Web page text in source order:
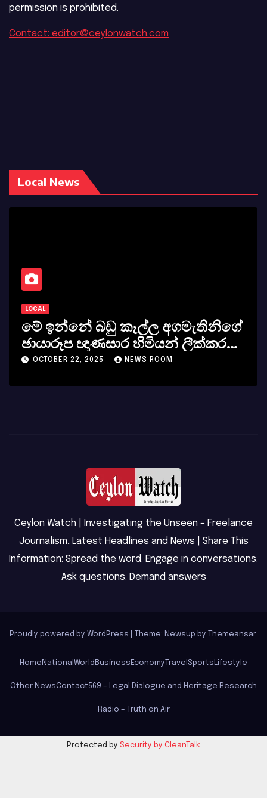
permission is prohibited.
Contact: editor@ceylonwatch.com
Local News
LOCAL
මේ ඉන්නේ බඩු කෑල්ල අගමැතිනිගේ
ඡායාරූප ඥාණසාර හිමියන් ලීක්කරයි
අනුර පිරිමියෙක් වගේ වරෙන්/
OCTOBER 22, 2025 NEWS ROOM
Ceylon Watch | Investigating the Unseen – Freelance
Journalism, Latest Headlines and News | Share This
Information: Spread the word. Engage in conversations.
Ask questions. Demand answers
Proudly powered by WordPress Theme: Newsup by Themeansar.
Home National World Business Economy Travel Sports Lifestyle
Other NewsContact569 – Legal Dialogue and Heritage Research
Radio – Truth on Air
Protected by Security by CleanTalk